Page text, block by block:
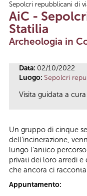
Tu sei qui
Sepolcri repubblicani di
AiC -
Statilia
Archeologia in
Data: 02/10/2022
Luogo: Sepolcri
Visita guidata a
Un gruppo di cinque
dell’incinerazione,
lungo l’antico
privati dei loro arredi e
che ancora ci
Appuntamento: